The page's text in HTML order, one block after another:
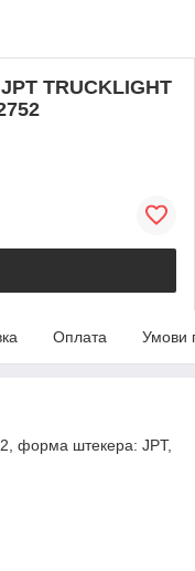
TRUCKLIGHT
Оплата Умови
2, форма штекера: JPT,